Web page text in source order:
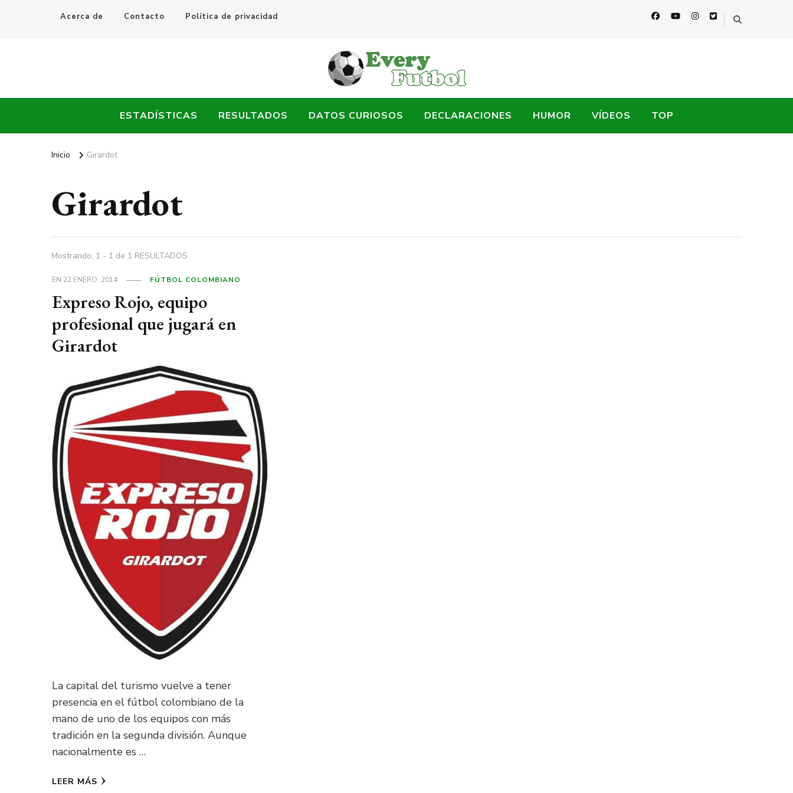
Acerca de Contacto Política de privacidad
Every Fútbol
ESTADÍSTICAS RESULTADOS DATOS CURIOSOS DECLARACIONES HUMOR VÍDEOS TOP
Inicio Girardot
Girardot
Mostrando: 1 - 1 de 1 RESULTADOS
EN 22 ENERO, 2014 FÚTBOL COLOMBIANO
Expreso Rojo, equipo
profesional que jugará en
Girardot
La capital del turismo vuelve a tener
presencia en el fútbol colombiano de la
mano de uno de los equipos con más
tradición en la segunda división. Aunque
nacionalmente es …
LEER MÁS